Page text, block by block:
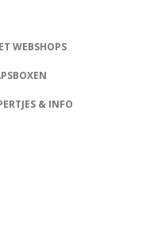
WEBSHOPS
& INFO